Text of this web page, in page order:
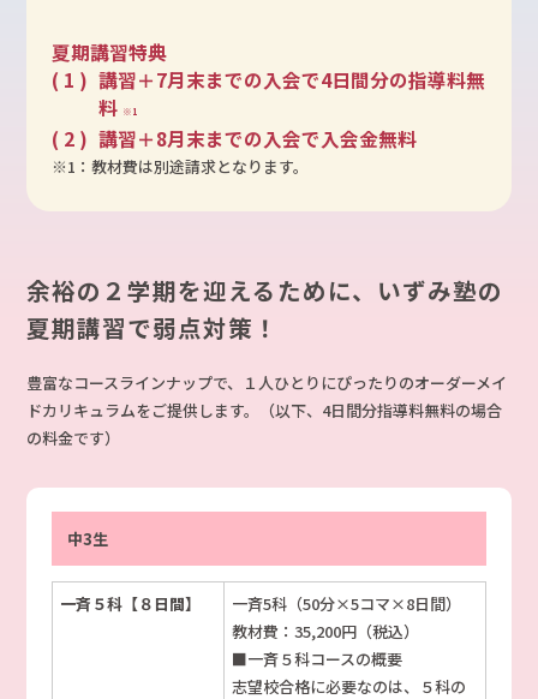
夏期講習特典
講習＋7月末までの入会で4日間分の指導料無
料 ※1
講習＋8月末までの入会で入会金無料
※1：教材費は別途請求となります。
余裕の２学期を迎えるために、いずみ塾の
夏期講習で弱点対策！
豊富なコースラインナップで、１人ひとりにぴったりのオーダーメイ
ドカリキュラムをご提供します。（以下、4日間分指導料無料の場合
の料金です）
中3生
一斉５科【８日間】
一斉5科（50分×5コマ×8日間）
教材費：35,200円（税込）
■一斉５科コースの概要
志望校合格に必要なのは、５科の